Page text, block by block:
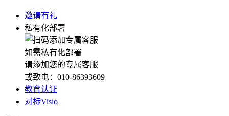
邀请有礼
私有化部署
如需私有化部署
请添加您的专属客服
或致电：010-86393609
教育认证
对标Visio